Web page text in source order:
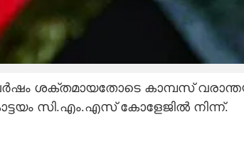
ശക്തമായതോടെ കാമ്പസ്
സി.എം.എസ് കോളേജിൽ നിന്ന്.